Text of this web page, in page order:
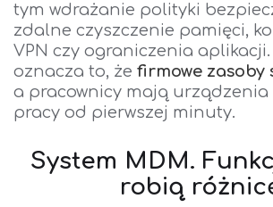
tym wdrażanie polityki
zdalne czyszczenie pamięci,
VPN czy ograniczenia
oznacza to, że firmowe zasoby
a pracownicy mają urządzenia
pracy od pierwszej minuty.
System MDM.
robią